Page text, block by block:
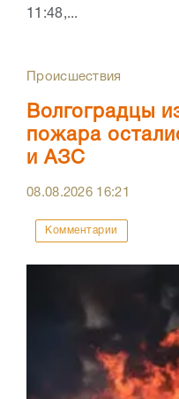
11:48,...
Происшествия
Волгоградцы
пожара
и АЗС
08.08.2026 16:21
Комментарии